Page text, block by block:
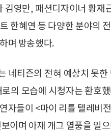
김영만, 패션디자이너 황
한혜연 등 다양한 분야의
며 방송했다.
네티즌의 전혀 예상치 못
의 모습에 시청자는 환호
자들이 <마이 리틀 텔레비
이며 아재 개그 열풍을 일